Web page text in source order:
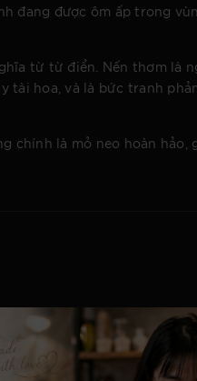
đang được ôm ấp trong
từ từ điển. Nến thơm là
tài hoa, và là bức tranh
chính là mỏ neo hoàn hảo,